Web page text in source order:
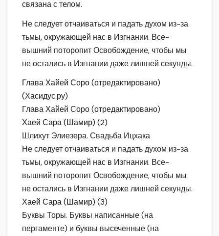
связана с телом.
Не следует отчаиваться и падать духом из-за
тьмы, окружающей нас в Изгнании. Все-
вышний поторопит Освобождение, чтобы мы
не остались в Изгнании даже лишней секунды.
Глава Хайей Соро (отредактировано)
(Хасидус.ру)
Глава Хайей Соро (отредактировано)
Хаей Сара (Шамир) (2)
Шлихут Элиезера. Свадьба Ицхака
Не следует отчаиваться и падать духом из-за
тьмы, окружающей нас в Изгнании. Все-
вышний поторопит Освобождение, чтобы мы
не остались в Изгнании даже лишней секунды.
Хаей Сара (Шамир) (3)
Буквы Торы. Буквы написанные (на
пергаменте) и буквы высеченные (на